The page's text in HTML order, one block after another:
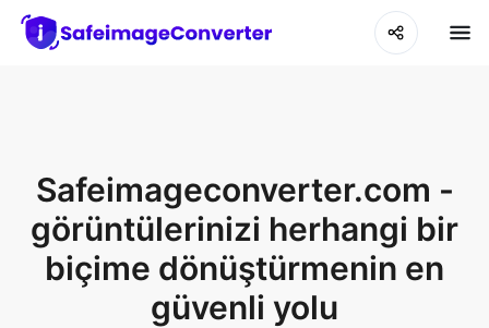
Safeimageconverter.com -
görüntülerinizi herhangi bir
biçime dönüştürmenin en
güvenli yolu